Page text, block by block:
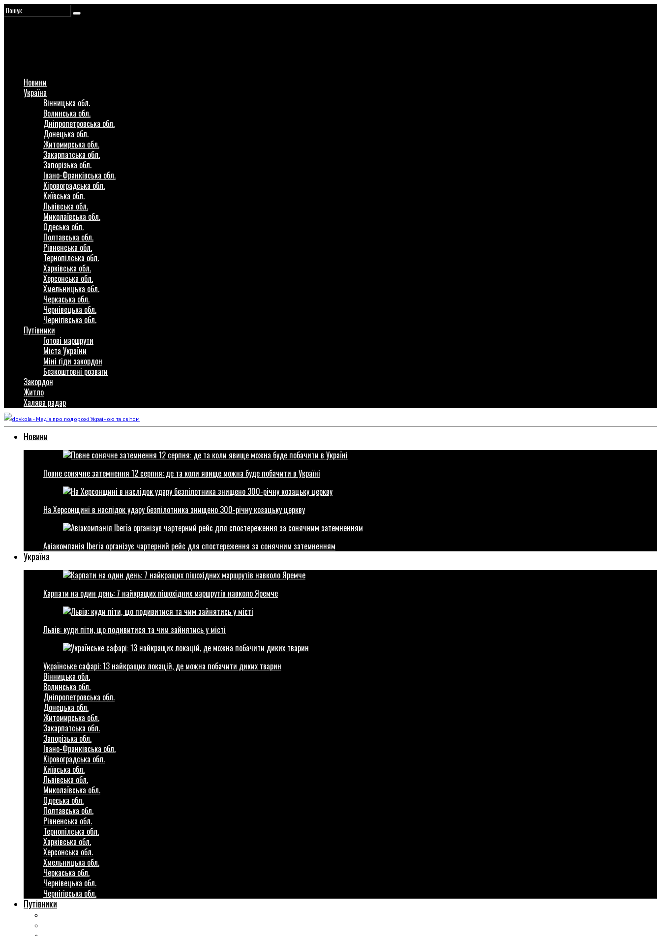
Новини
Україна
Вінницька обл.
Волинська обл.
Дніпропетровська обл.
Донецька обл.
Житомирська обл.
Закарпатська обл.
Запорізька обл.
Івано-Франківська обл.
Кіровоградська обл.
Київська обл.
Львівська обл.
Миколаївська обл.
Одеська обл.
Полтавська обл.
Рівненська обл.
Тернопілська обл.
Харківська обл.
Херсонська обл.
Хмельницька обл.
Черкаська обл.
Чернівецька обл.
Чернігівська обл.
Путівники
Готові маршрути
Міста України
Міні гіди закордон
Безкоштовні розваги
Закордон
Житло
Халява радар
Новини
Повне сонячне затемнення 12 серпня: де та коли явище можна буде побачити в Україні
На Херсонщині в наслідок удару безпілотника знищено 300-річну козацьку церкву
Авіакомпанія Iberia організує чартерний рейс для спостереження за сонячним затемненням
Україна
Карпати на один день: 7 найкращих пішохідних маршрутів навколо Яремче
Львів: куди піти, що подивитися та чим зайнятись у місті
Українське сафарі: 13 найкращих локацій, де можна побачити диких тварин
Вінницька обл.
Волинська обл.
Дніпропетровська обл.
Донецька обл.
Житомирська обл.
Закарпатська обл.
Запорізька обл.
Івано-Франківська обл.
Кіровоградська обл.
Київська обл.
Львівська обл.
Миколаївська обл.
Одеська обл.
Полтавська обл.
Рівненська обл.
Тернопілська обл.
Харківська обл.
Херсонська обл.
Хмельницька обл.
Черкаська обл.
Чернівецька обл.
Чернігівська обл.
Путівники